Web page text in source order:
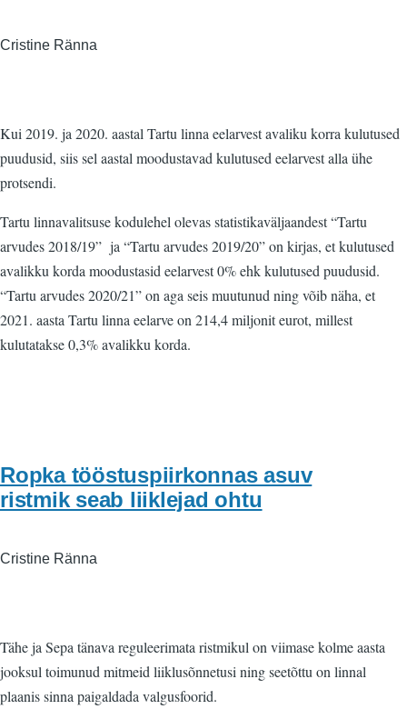
Cristine Ränna
Kui 2019. ja 2020. aastal Tartu linna eelarvest avaliku korra kulutused
puudusid, siis sel aastal moodustavad kulutused eelarvest alla ühe
protsendi.
Tartu linnavalitsuse kodulehel olevas statistikaväljaandest “Tartu
arvudes 2018/19” ja “Tartu arvudes 2019/20” on kirjas, et kulutused
avalikku korda moodustasid eelarvest 0% ehk kulutused puudusid.
“Tartu arvudes 2020/21” on aga seis muutunud ning võib näha, et
2021. aasta Tartu linna eelarve on 214,4 miljonit eurot, millest
kulutatakse 0,3% avalikku korda.
Ropka tööstuspiirkonnas asuv
ristmik seab liiklejad ohtu
Cristine Ränna
Tähe ja Sepa tänava reguleerimata ristmikul on viimase kolme aasta
jooksul toimunud mitmeid liiklusõnnetusi ning seetõttu on linnal
plaanis sinna paigaldada valgusfoorid.